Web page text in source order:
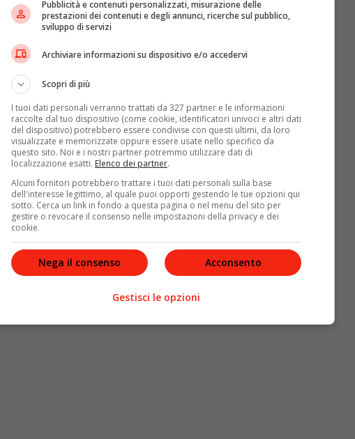
piccoli . Per questo motivo, infatti, spesso il principe
due bambini nelle iniziative. Lo scorso anno, ad
delvillaggio di Babbo Natale. Anche la tradizione
ai bambini del Principato. Leoriginidi questa
principe Ranieri. Negli Anni Cinquanta, infatti, la coppia
di Natale. Ancora oggi questa cerimonia si svolge
oltre600 bambiniche provengono dal Principato. In
e i 12 anni, infatti, ricevono dai Grimaldi dei doni
Pubblicità e contenuti personalizzati, misurazione delle
prestazioni dei contenuti e degli annunci, ricerche sul pubblico,
sviluppo di servizi
Archiviare informazioni su dispositivo e/o accedervi
Scopri di più
I tuoi dati personali verranno trattati da 327 partner e le informazioni
raccolte dal tuo dispositivo (come cookie, identificatori univoci e altri dati
del dispositivo) potrebbero essere condivise con questi ultimi, da loro
visualizzate e memorizzate oppure essere usate nello specifico da
questo sito. Noi e i nostri partner potremmo utilizzare dati di
localizzazione esatti. Elenco dei partner.
Alcuni fornitori potrebbero trattare i tuoi dati personali sulla base
dell'interesse legittimo, al quale puoi opporti gestendo le tue opzioni qui
sotto. Cerca un link in fondo a questa pagina o nel menu del sito per
gestire o revocare il consenso nelle impostazioni della privacy e dei
cookie.
Acconsento
Nega il consenso
Gestisci le opzioni